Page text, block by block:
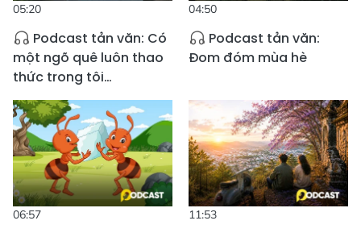
05:20
Podcast tản văn: Có
một ngõ quê luôn thao
thức trong tôi…
04:50
Podcast tản văn:
Đom đóm mùa hè
06:57 11:53